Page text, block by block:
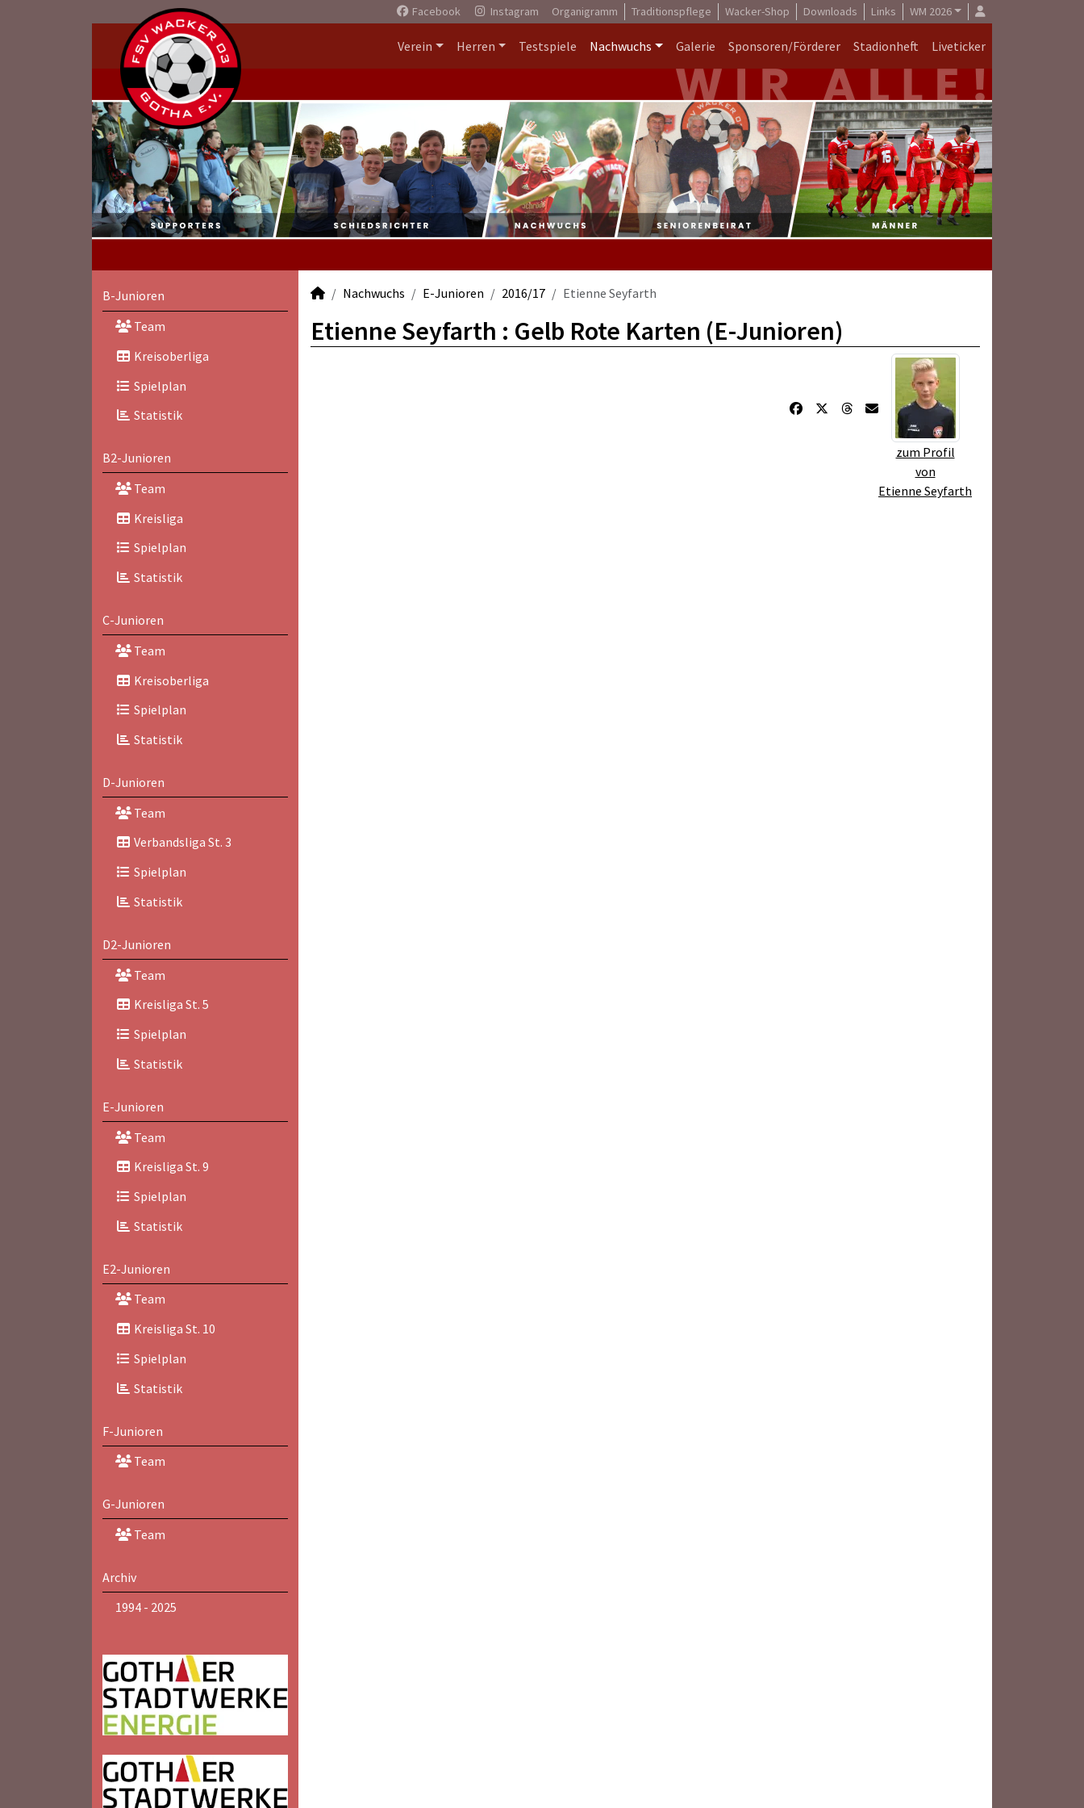
Facebook Instagram Organigramm Traditionspflege Wacker-Shop Downloads Links WM 2026
Verein Herren Testspiele Nachwuchs Galerie Sponsoren/Förderer Stadionheft Liveticker
B-Junioren
Team
Kreisoberliga
Spielplan
Statistik
B2-Junioren
Team
Kreisliga
Spielplan
Statistik
C-Junioren
Team
Kreisoberliga
Spielplan
Statistik
D-Junioren
Team
Verbandsliga St. 3
Spielplan
Statistik
D2-Junioren
Team
Kreisliga St. 5
Spielplan
Statistik
E-Junioren
Team
Kreisliga St. 9
Spielplan
Statistik
E2-Junioren
Team
Kreisliga St. 10
Spielplan
Statistik
F-Junioren
Team
G-Junioren
Team
Archiv
1994 - 2025
Nachwuchs E-Junioren 2016/17 Etienne Seyfarth
Etienne Seyfarth : Gelb Rote Karten (E-Junioren)
zum Profil
von
Etienne Seyfarth